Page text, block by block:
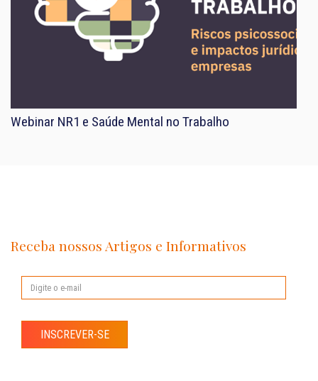
Webinar NR1 e Saúde Mental no Trabalho
Receba nossos Artigos e Informativos
INSCREVER-SE